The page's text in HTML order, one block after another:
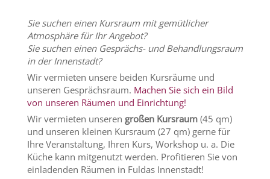
Sie suchen einen Kursraum mit gemütlicher
Atmosphäre für Ihr Angebot?
Sie suchen einen Gesprächs- und Behandlungsraum
in der Innenstadt?
Wir vermieten unsere beiden Kursräume und
unseren Gesprächsraum. Machen Sie sich ein Bild
von unseren Räumen und Einrichtung!
Wir vermieten unseren großen Kursraum(45 qm)
und unseren kleinen Kursraum (27 qm) gerne für
Ihre Veranstaltung, Ihren Kurs, Workshop u. a. Die
Küche kann mitgenutzt werden. Profitieren Sie von
einladenden Räumen in Fuldas Innenstadt!